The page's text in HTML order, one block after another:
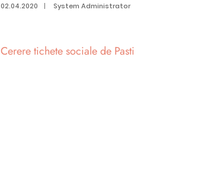
02.04.2020 | System Administrator
Cerere tichete sociale de Pasti